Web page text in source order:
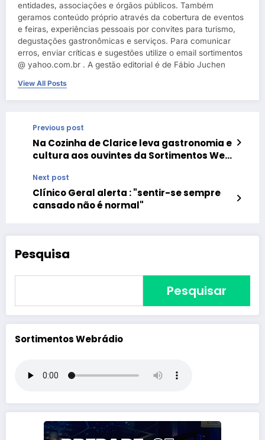
entidades, associações e órgãos públicos. Também
geramos conteúdo próprio através da cobertura de eventos
e feiras, experiências pessoais por convites para turismo,
degustações gastronômicas e serviços. Para comunicar
erros, enviar críticas e sugestões utilize o email sortimentos
@ yahoo.com.br . A gestão editorial é de Fábio Juchen
View All Posts
Previous post
Na Cozinha de Clarice leva gastronomia e
cultura aos ouvintes da Sortimentos Web
Next post
Clínico Geral alerta : "sentir-se sempre
cansado não é normal"
Pesquisa
Pesquisar
Sortimentos Webrádio